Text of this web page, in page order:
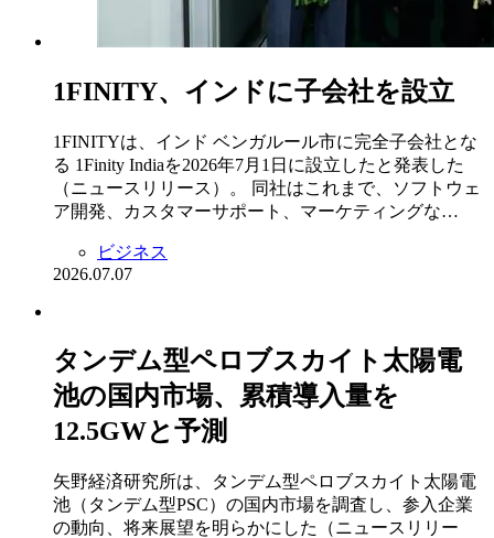
1FINITY、インドに子会社を設立
1FINITYは、インド ベンガルール市に完全子会社とな
る 1Finity Indiaを2026年7月1日に設立したと発表した
（ニュースリリース）。 同社はこれまで、ソフトウェ
ア開発、カスタマーサポート、マーケティングな…
ビジネス
2026.07.07
タンデム型ペロブスカイト太陽電
池の国内市場、累積導入量を
12.5GWと予測
矢野経済研究所は、タンデム型ペロブスカイト太陽電
池（タンデム型PSC）の国内市場を調査し、参入企業
の動向、将来展望を明らかにした（ニュースリリー